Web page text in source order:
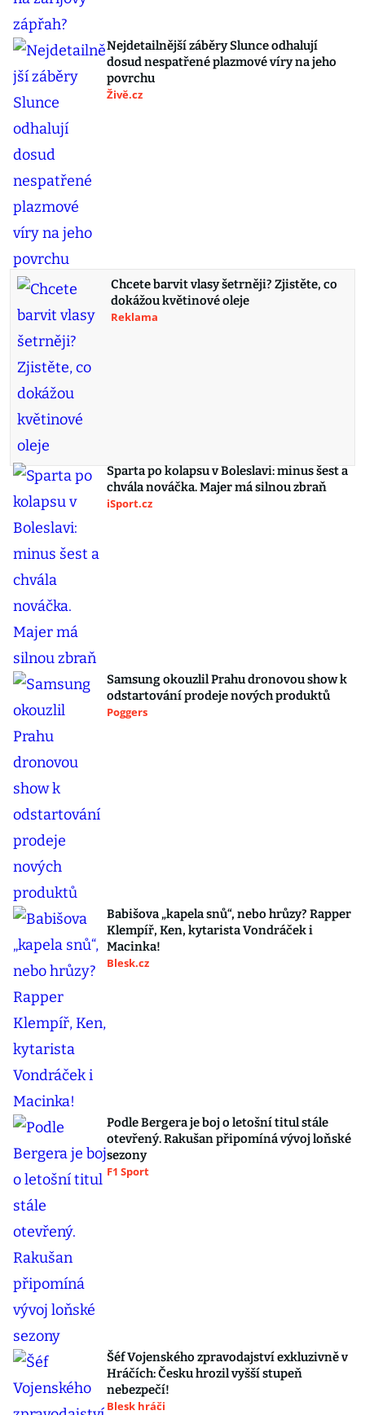
Nejdetailnější záběry Slunce odhalují
dosud nespatřené plazmové víry na jeho
povrchu
Živě.cz
Chcete barvit vlasy šetrněji? Zjistěte, co
dokážou květinové oleje
Reklama
Sparta po kolapsu v Boleslavi: minus šest a
chvála nováčka. Majer má silnou zbraň
iSport.cz
Samsung okouzlil Prahu dronovou show k
odstartování prodeje nových produktů
Poggers
Babišova „kapela snů“, nebo hrůzy? Rapper
Klempíř, Ken, kytarista Vondráček i
Macinka!
Blesk.cz
Podle Bergera je boj o letošní titul stále
otevřený. Rakušan připomíná vývoj loňské
sezony
F1 Sport
Šéf Vojenského zpravodajství exkluzivně v
Hráčích: Česku hrozil vyšší stupeň
nebezpečí!
Blesk hráči